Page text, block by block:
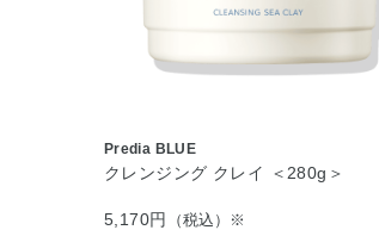
Predia BLUE
クレンジング クレイ ＜280g＞
5,170円 （税込）※